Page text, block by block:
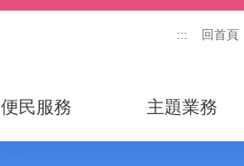
::: 回首頁
便民服務 主題業務